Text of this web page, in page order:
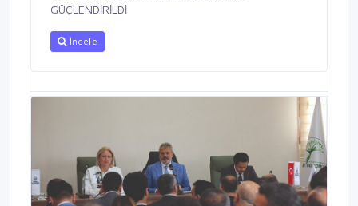
GÜÇLENDİRİLDİ
İncele